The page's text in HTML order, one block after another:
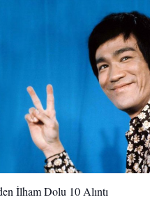
İlham Dolu 10 Alıntı